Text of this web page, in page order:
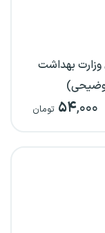
بهداشت
۵۴,۰۰۰ تومان